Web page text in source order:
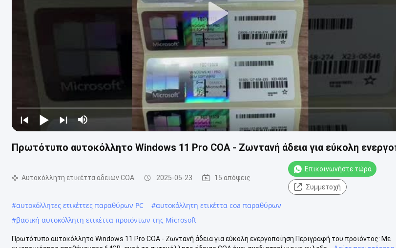
Πρωτότυπο αυτοκόλλητο Windows 11 Pro COA - Ζωντανή άδεια για εύκολη
Αυτοκόλλητη ετικέττα αδειών COA 2025-05-23 15 απόψεις
Επικοινωνήστε τώρα
Συμμετοχή
#αυτοκόλλητες ετικέττες παραθύρων PC #αυτοκόλλητη ετικέττα coa παραθύρων
#βασική αυτοκόλλητη ετικέττα προϊόντων της Microsoft
Πρωτότυπο αυτοκόλλητο Windows 11 Pro COA - Ζωντανή άδεια για εύκολη ενεργοποίηση Περιγραφή του προϊόντος: Με